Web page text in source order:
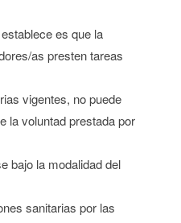
es que la
as presten tareas
vigentes, no puede
la voluntad prestada por
bajo la modalidad del
sanitarias por las